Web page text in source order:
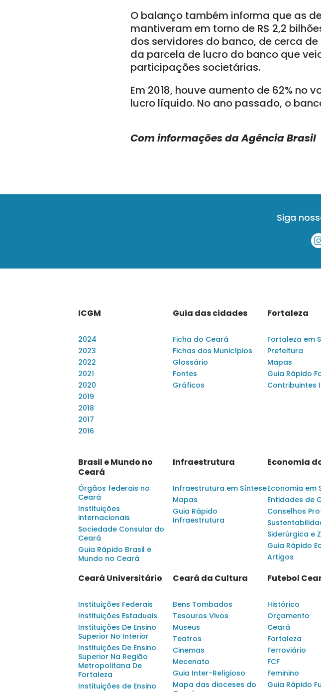
O balanço também informa que as
mantiveram em torno de R$ 2,2
dos servidores do banco, de cerca
da parcela de lucro do banco que
participações societárias.
Em 2018, houve aumento de 62% no
lucro líquido. No ano passado, o
Com informações da Agência Brasil
Siga
ICGM
2024
2023
2022
2021
2020
2019
2018
2017
2016
Guia das cidades
Ficha do Ceará
Fichas dos Municípios
Glossário
Fontes
Gráficos
Fortaleza
Fortaleza em
Prefeitura
Mapas
Guia Rápido
Contribuintes
Brasil e Mundo no
Ceará
Órgãos federais no
Ceará
Instituições
internacionais
Sociedade Consular do
Ceará
Guia Rápido Brasil e
Mundo no Ceará
Infraestrutura
Infraestrutura em Síntese
Mapas
Guia Rápido
Infraestrutura
Economia
Economia em
Entidades de
Conselhos
Siderúrgica e
Guia Rápido
Artigos
Ceará Universitário
Instituições Federais
Instituições Estaduais
Instituições De Ensino
Superior No Interior
Instituições De Ensino
Superior Na Região
Metropolitana De
Fortaleza
Instituições de Ensino
Ceará da Cultura
Bens Tombados
Tesouros Vivos
Museus
Teatros
Cinemas
Mecenato
Guia Inter-Religioso
Mapa das dioceses do
Futebol
Histórico
Orçamento
Ceará
Fortaleza
Ferroviário
FCF
Feminino
Guia Rápido